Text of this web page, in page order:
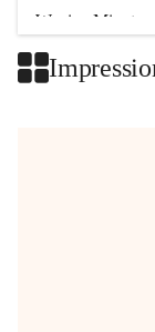
Wenige Minuten